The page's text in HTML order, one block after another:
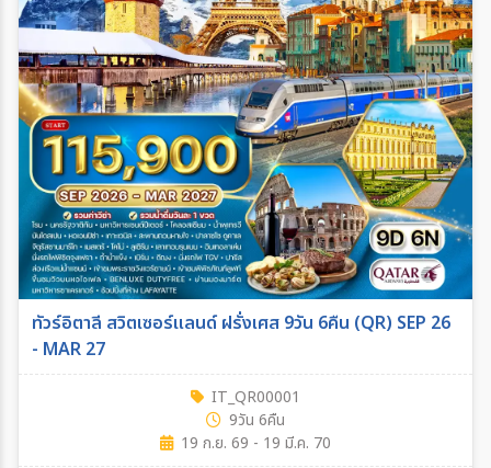
ทัวร์อิตาลี สวิตเซอร์แลนด์ ฝรั่งเศส 9วัน 6คืน (QR) SEP 26
- MAR 27
IT_QR00001
9วัน 6คืน
19 ก.ย. 69 - 19 มี.ค. 70